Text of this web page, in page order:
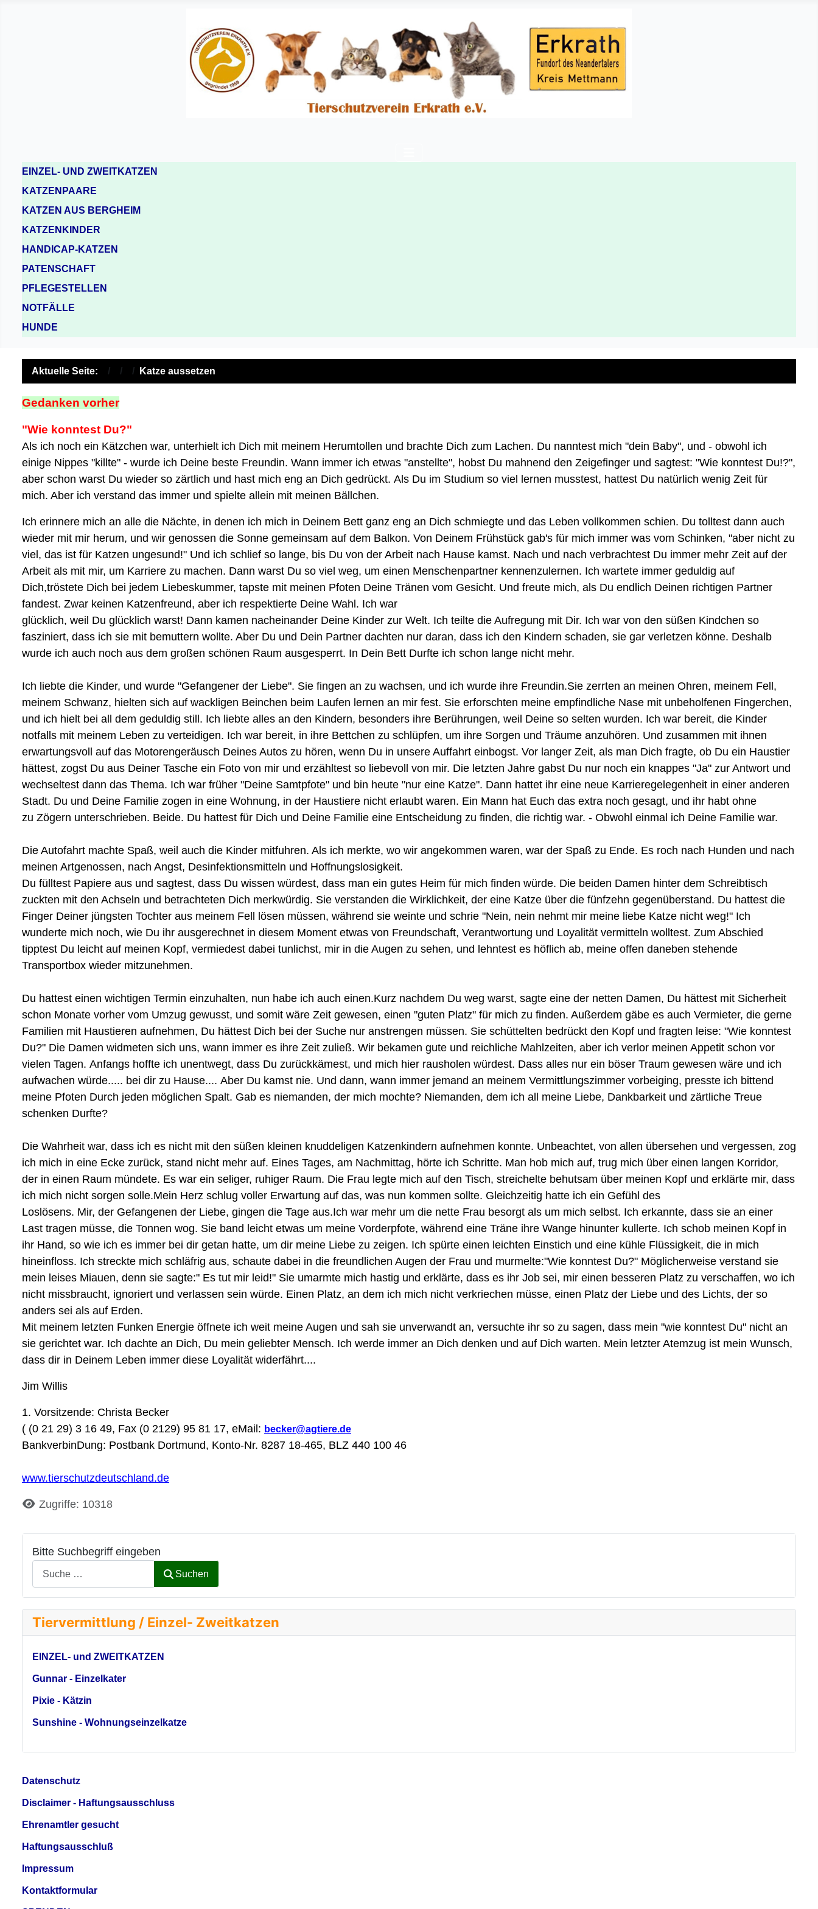
EINZEL- UND ZWEITKATZEN
KATZENPAARE
KATZEN AUS BERGHEIM
KATZENKINDER
HANDICAP-KATZEN
PATENSCHAFT
PFLEGESTELLEN
NOTFÄLLE
HUNDE
Bitte Suchbegriff eingeben
Suchen
Tiervermittlung / Einzel- Zweitkatzen
EINZEL- und ZWEITKATZEN
Gunnar - Einzelkater
Pixie - Kätzin
Sunshine - Wohnungseinzelkatze
Aktuelle Seite: Katze aussetzen
Gedanken vorher
"Wie konntest Du?"
Als ich noch ein Kätzchen war, unterhielt ich Dich mit meinem Herumtollen und brachte Dich zum Lachen. Du nanntest mich "dein Baby", und - obwohl ich
einige Nippes "killte" - wurde ich Deine beste Freundin. Wann immer ich etwas "anstellte", hobst Du mahnend den Zeigefinger und sagtest: "Wie konntest Du!?",
aber schon warst Du wieder so zärtlich und hast mich eng an Dich gedrückt. Als Du im Studium so viel lernen musstest, hattest Du natürlich wenig Zeit für
mich. Aber ich verstand das immer und spielte allein mit meinen Bällchen.
Ich erinnere mich an alle die Nächte, in denen ich mich in Deinem Bett ganz eng an Dich schmiegte und das Leben vollkommen schien. Du tolltest dann auch
wieder mit mir herum, und wir genossen die Sonne gemeinsam auf dem Balkon. Von Deinem Frühstück gab's für mich immer was vom Schinken, "aber nicht zu
viel, das ist für Katzen ungesund!" Und ich schlief so lange, bis Du von der Arbeit nach Hause kamst. Nach und nach verbrachtest Du immer mehr Zeit auf der
Arbeit als mit mir, um Karriere zu machen. Dann warst Du so viel weg, um einen Menschenpartner kennenzulernen. Ich wartete immer geduldig auf
Dich,tröstete Dich bei jedem Liebeskummer, tapste mit meinen Pfoten Deine Tränen vom Gesicht. Und freute mich, als Du endlich Deinen richtigen Partner
fandest. Zwar keinen Katzenfreund, aber ich respektierte Deine Wahl. Ich war
glücklich, weil Du glücklich warst! Dann kamen nacheinander Deine Kinder zur Welt. Ich teilte die Aufregung mit Dir. Ich war von den süßen Kindchen so
fasziniert, dass ich sie mit bemuttern wollte. Aber Du und Dein Partner dachten nur daran, dass ich den Kindern schaden, sie gar verletzen könne. Deshalb
wurde ich auch noch aus dem großen schönen Raum ausgesperrt. In Dein Bett Durfte ich schon lange nicht mehr.
Ich liebte die Kinder, und wurde "Gefangener der Liebe". Sie fingen an zu wachsen, und ich wurde ihre Freundin.Sie zerrten an meinen Ohren, meinem Fell,
meinem Schwanz, hielten sich auf wackligen Beinchen beim Laufen lernen an mir fest. Sie erforschten meine empfindliche Nase mit unbeholfenen Fingerchen,
und ich hielt bei all dem geduldig still. Ich liebte alles an den Kindern, besonders ihre Berührungen, weil Deine so selten wurden. Ich war bereit, die Kinder
notfalls mit meinem Leben zu verteidigen. Ich war bereit, in ihre Bettchen zu schlüpfen, um ihre Sorgen und Träume anzuhören. Und zusammen mit ihnen
erwartungsvoll auf das Motorengeräusch Deines Autos zu hören, wenn Du in unsere Auffahrt einbogst. Vor langer Zeit, als man Dich fragte, ob Du ein Haustier
hättest, zogst Du aus Deiner Tasche ein Foto von mir und erzähltest so liebevoll von mir. Die letzten Jahre gabst Du nur noch ein knappes "Ja" zur Antwort und
wechseltest dann das Thema. Ich war früher "Deine Samtpfote" und bin heute "nur eine Katze". Dann hattet ihr eine neue Karrieregelegenheit in einer anderen
Stadt. Du und Deine Familie zogen in eine Wohnung, in der Haustiere nicht erlaubt waren. Ein Mann hat Euch das extra noch gesagt, und ihr habt ohne
zu Zögern unterschrieben. Beide. Du hattest für Dich und Deine Familie eine Entscheidung zu finden, die richtig war. - Obwohl einmal ich Deine Familie war.
Die Autofahrt machte Spaß, weil auch die Kinder mitfuhren. Als ich merkte, wo wir angekommen waren, war der Spaß zu Ende. Es roch nach Hunden und nach
meinen Artgenossen, nach Angst, Desinfektionsmitteln und Hoffnungslosigkeit.
Du fülltest Papiere aus und sagtest, dass Du wissen würdest, dass man ein gutes Heim für mich finden würde. Die beiden Damen hinter dem Schreibtisch
zuckten mit den Achseln und betrachteten Dich merkwürdig. Sie verstanden die Wirklichkeit, der eine Katze über die fünfzehn gegenüberstand. Du hattest die
Finger Deiner jüngsten Tochter aus meinem Fell lösen müssen, während sie weinte und schrie "Nein, nein nehmt mir meine liebe Katze nicht weg!" Ich
wunderte mich noch, wie Du ihr ausgerechnet in diesem Moment etwas von Freundschaft, Verantwortung und Loyalität vermitteln wolltest. Zum Abschied
tipptest Du leicht auf meinen Kopf, vermiedest dabei tunlichst, mir in die Augen zu sehen, und lehntest es höflich ab, meine offen daneben stehende
Transportbox wieder mitzunehmen.
Du hattest einen wichtigen Termin einzuhalten, nun habe ich auch einen.Kurz nachdem Du weg warst, sagte eine der netten Damen, Du hättest mit Sicherheit
schon Monate vorher vom Umzug gewusst, und somit wäre Zeit gewesen, einen "guten Platz" für mich zu finden. Außerdem gäbe es auch Vermieter, die gerne
Familien mit Haustieren aufnehmen, Du hättest Dich bei der Suche nur anstrengen müssen. Sie schüttelten bedrückt den Kopf und fragten leise: "Wie konntest
Du?" Die Damen widmeten sich uns, wann immer es ihre Zeit zuließ. Wir bekamen gute und reichliche Mahlzeiten, aber ich verlor meinen Appetit schon vor
vielen Tagen. Anfangs hoffte ich unentwegt, dass Du zurückkämest, und mich hier rausholen würdest. Dass alles nur ein böser Traum gewesen wäre und ich
aufwachen würde..... bei dir zu Hause.... Aber Du kamst nie. Und dann, wann immer jemand an meinem Vermittlungszimmer vorbeiging, presste ich bittend
meine Pfoten Durch jeden möglichen Spalt. Gab es niemanden, der mich mochte? Niemanden, dem ich all meine Liebe, Dankbarkeit und zärtliche Treue
schenken Durfte?
Die Wahrheit war, dass ich es nicht mit den süßen kleinen knuddeligen Katzenkindern aufnehmen konnte. Unbeachtet, von allen übersehen und vergessen, zog
ich mich in eine Ecke zurück, stand nicht mehr auf. Eines Tages, am Nachmittag, hörte ich Schritte. Man hob mich auf, trug mich über einen langen Korridor,
der in einen Raum mündete. Es war ein seliger, ruhiger Raum. Die Frau legte mich auf den Tisch, streichelte behutsam über meinen Kopf und erklärte mir, dass
ich mich nicht sorgen solle.Mein Herz schlug voller Erwartung auf das, was nun kommen sollte. Gleichzeitig hatte ich ein Gefühl des
Loslösens. Mir, der Gefangenen der Liebe, gingen die Tage aus.Ich war mehr um die nette Frau besorgt als um mich selbst. Ich erkannte, dass sie an einer
Last tragen müsse, die Tonnen wog. Sie band leicht etwas um meine Vorderpfote, während eine Träne ihre Wange hinunter kullerte. Ich schob meinen Kopf in
ihr Hand, so wie ich es immer bei dir getan hatte, um dir meine Liebe zu zeigen. Ich spürte einen leichten Einstich und eine kühle Flüssigkeit, die in mich
hineinfloss. Ich streckte mich schläfrig aus, schaute dabei in die freundlichen Augen der Frau und murmelte:"Wie konntest Du?" Möglicherweise verstand sie
mein leises Miauen, denn sie sagte:" Es tut mir leid!" Sie umarmte mich hastig und erklärte, dass es ihr Job sei, mir einen besseren Platz zu verschaffen, wo ich
nicht missbraucht, ignoriert und verlassen sein würde. Einen Platz, an dem ich mich nicht verkriechen müsse, einen Platz der Liebe und des Lichts, der so
anders sei als auf Erden.
Mit meinem letzten Funken Energie öffnete ich weit meine Augen und sah sie unverwandt an, versuchte ihr so zu sagen, dass mein "wie konntest Du" nicht an
sie gerichtet war. Ich dachte an Dich, Du mein geliebter Mensch. Ich werde immer an Dich denken und auf Dich warten. Mein letzter Atemzug ist mein Wunsch,
dass dir in Deinem Leben immer diese Loyalität widerfährt....
Jim Willis
1. Vorsitzende: Christa Becker
( (0 21 29) 3 16 49, Fax (0 2129) 95 81 17, eMail: becker@agtiere.de
BankverbinDung: Postbank Dortmund, Konto-Nr. 8287 18-465, BLZ 440 100 46
www.tierschutzdeutschland.de
DetailsZugriffe: 10318
Datenschutz
Disclaimer - Haftungsausschluss
Ehrenamtler gesucht
Haftungsausschluß
Impressum
Kontaktformular